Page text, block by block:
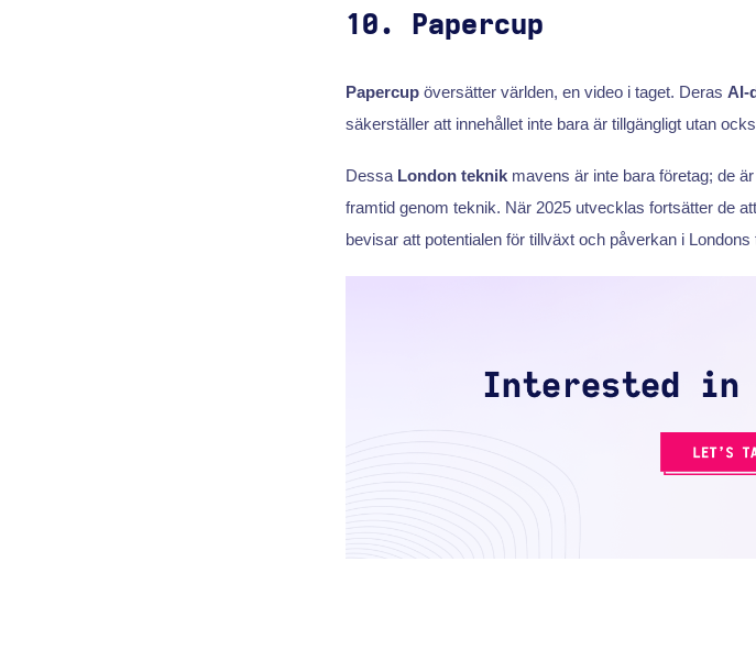
10. Papercup
Papercup översätter världen, en video i taget. Deras AI-
säkerställer att innehållet inte bara är tillgängligt utan
Dessa London teknikmavens är inte bara företag; de
framtid genom teknik. När 2025 utvecklas fortsätter de
bevisar att potentialen för tillväxt och påverkan i